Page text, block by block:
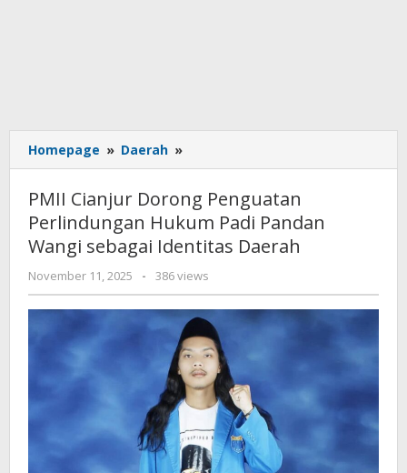
Homepage » Daerah »
Cianjur
Penguatan
Perlindungan
Hukum
Pandan
Wangi
sebagai
Identitas
Daerah
PMII Cianjur Dorong Penguatan
Perlindungan Hukum Padi Pandan
Wangi sebagai Identitas Daerah
November 11, 2025
by
admin
- 386 views